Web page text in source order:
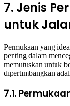
7. Jenis
untuk
Permukaan yang
penting dalam
memutuskan untuk
dipertimbangkan
7.1.